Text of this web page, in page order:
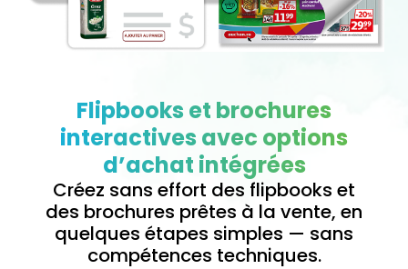
Flipbooks et brochures
interactives avec options
d’achat intégrées
Créez sans effort des flipbooks et
des brochures prêtes à la vente, en
quelques étapes simples — sans
compétences techniques.